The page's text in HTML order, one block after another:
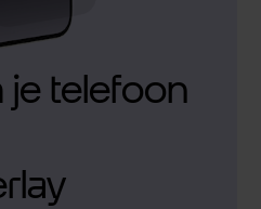
telefoon